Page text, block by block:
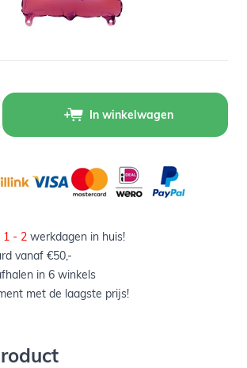
per 1 stuk
In winkelwagen
1 - 2 werkdagen in huis!
vanaf €50,-
in 6 winkels
met de laagste prijs!